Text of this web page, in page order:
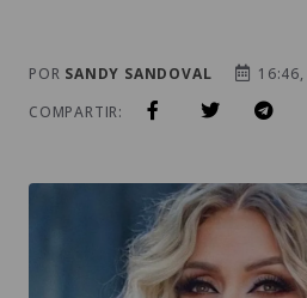
POR SANDY SANDOVAL
COMPARTIR: